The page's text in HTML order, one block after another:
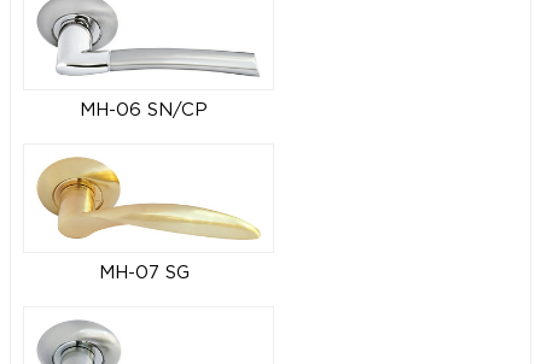
MH-06 SN/CP
MH-07 SG